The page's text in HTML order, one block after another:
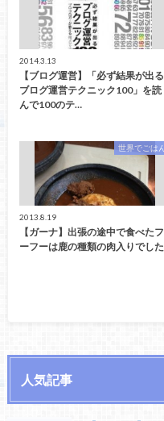
2014.3.13
【ブログ運営】「必ず結果が出る
ブログ運営テクニック100」を読
んで100のテ…
世界でごはん
2013.8.19
【ガーナ】出張の途中で食べたフ
ーフーは鹿の種類の肉入りでした
人気記事